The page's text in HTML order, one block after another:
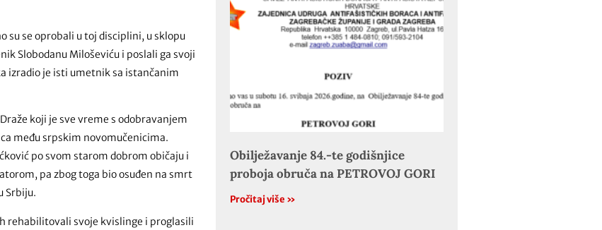
su se oprobali u toj disciplini, u sklopu
Slobodanu Miloševiću i poslali ga svoji
izradio je isti umetnik sa istančanim
koji je sve vreme s odobravanjem
među srpskim novomučenicima.
po svom starom dobrom običaju i
pa zbog toga bio osuđen na smrt
Srbiju.
rehabilitovali svoje kvislinge i proglasili
Obilježavanje 84.-te godišnjice
proboja obruča na PETROVOJ GORI
Pročitaj više »